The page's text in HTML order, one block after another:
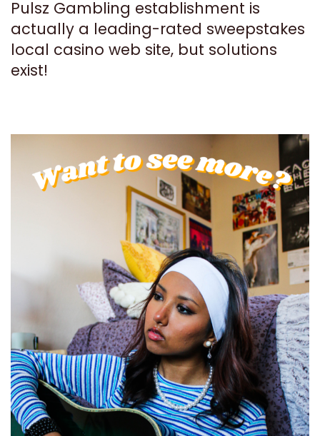
Pulsz Gambling establishment is
actually a leading-rated sweepstakes
local casino web site, but solutions
exist!